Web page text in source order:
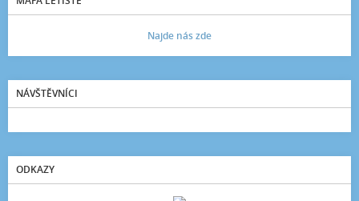
Najde nás zde
NÁVŠTĚVNÍCI
ODKAZY